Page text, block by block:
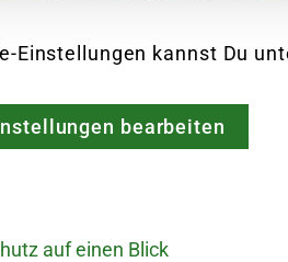
Einstellungen kannst Du
bearbeiten
auf einen Blick